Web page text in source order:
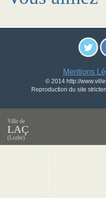
Mentions
© 2014 http://
Reproduction du site
Ville de
LAÇ
(Lezhë)